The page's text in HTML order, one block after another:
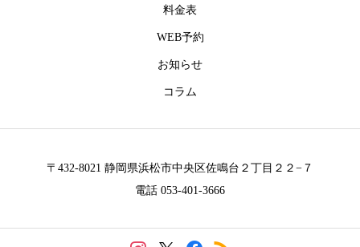
料金表
WEB予約
お知らせ
コラム
〒432-8021 静岡県浜松市中央区佐鳴台２丁目２２−７
電話 053-401-3666